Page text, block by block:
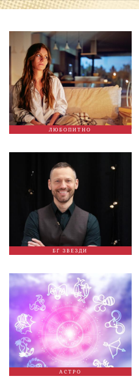
ЛЮБОПИТНО
БГ ЗВЕЗДИ
АСТРО